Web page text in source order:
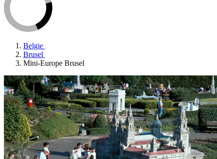
Belgie
Brusel
Mini-Europe Brusel